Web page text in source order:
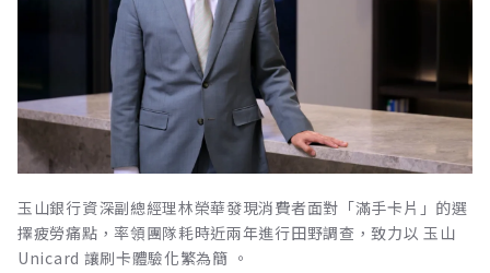
玉山銀行資深副總經理林榮華發現消費者面對「滿手卡片」的選
擇疲勞痛點，率領團隊耗時近兩年進行田野調查，致力以 玉山
Unicard 讓刷卡體驗化繁為簡 。